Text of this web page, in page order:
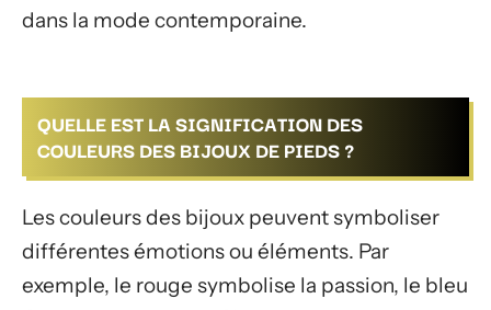
dans la mode contemporaine.
QUELLE EST LA SIGNIFICATION DES
COULEURS DES BIJOUX DE PIEDS ?
Les couleurs des bijoux peuvent symboliser
différentes émotions ou éléments. Par
exemple, le rouge symbolise la passion, le bleu